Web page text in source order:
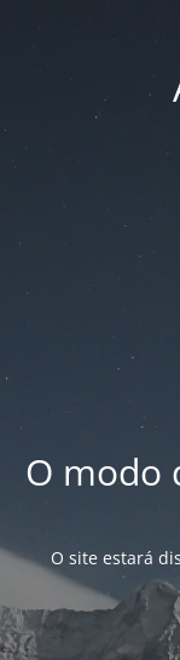
O modo
O site estará